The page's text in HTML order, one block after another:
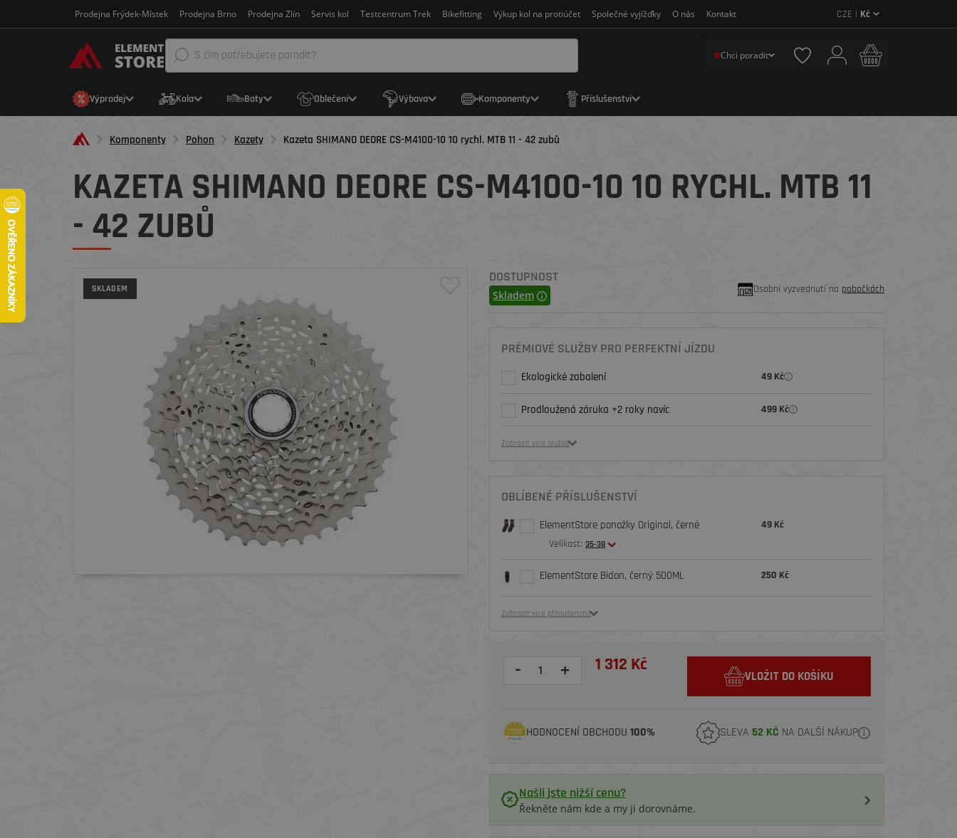
Prodejna Frýdek-Místek Prodejna Brno Prodejna Zlín Servis kol Testcentrum Trek Bikefitting Výkup kol na protiúčet Společné vyjížďky O nás Kontakt CZE | Kč
Chci poradit
Výprodej Kola Boty Oblečení Výbava Komponenty Příslušenství
Komponenty Pohon Kazety Kazeta SHIMANO DEORE CS-M4100-10 10 rychl. MTB 11 - 42 zubů
KAZETA SHIMANO DEORE CS-M4100-10 10 RYCHL. MTB 11
- 42 ZUBŮ
SKLADEM
DOSTUPNOST
Skladem Osobní vyzvednutí na pobočkách
PRÉMIOVÉ SLUŽBY PRO PERFEKTNÍ JÍZDU
Ekologické zabalení 49 Kč
Prodloužená záruka +2 roky navíc 499 Kč
Zobrazit více služeb
OBLÍBENÉ PŘÍSLUŠENSTVÍ
ElementStore ponožky Original, černé
Velikost: 35-38
49 Kč
ElementStore Bidon, černý 500ML 250 Kč
Zobrazit více příslušenství
- + 1 312 Kč
VLOŽIT DO KOŠÍKU
HODNOCENÍ OBCHODU 100% SLEVA 52 KČ NA DALŠÍ NÁKUP
Našli jste nižší cenu?
Řekněte nám kde a my ji dorovnáme.